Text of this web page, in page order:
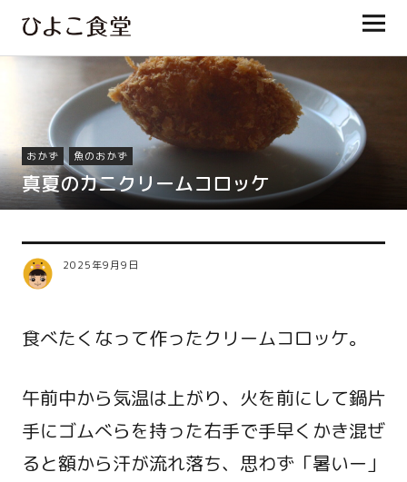
ひよこ食堂
おかず 魚のおかず
真夏のカニクリームコロッケ
2025年9月9日
食べたくなって作ったクリームコロッケ。
午前中から気温は上がり、火を前にして鍋片
手にゴムべらを持った右手で手早くかき混ぜ
ると額から汗が流れ落ち、思わず「暑いー」